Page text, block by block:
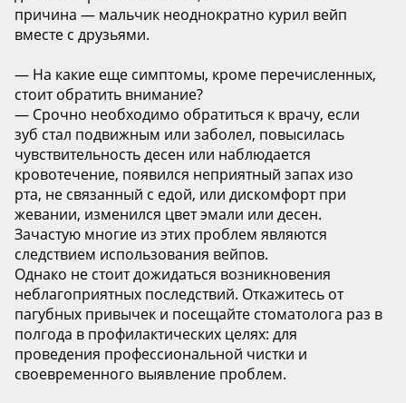
причина — мальчик неоднократно курил вейп
вместе с друзьями.
— На какие еще симптомы, кроме перечисленных,
стоит обратить внимание?
— Срочно необходимо обратиться к врачу, если
зуб стал подвижным или заболел, повысилась
чувствительность десен или наблюдается
кровотечение, появился неприятный запах изо
рта, не связанный с едой, или дискомфорт при
жевании, изменился цвет эмали или десен.
Зачастую многие из этих проблем являются
следствием использования вейпов.
Однако не стоит дожидаться возникновения
неблагоприятных последствий. Откажитесь от
пагубных привычек и посещайте стоматолога раз в
полгода в профилактических целях: для
проведения профессиональной чистки и
своевременного выявление проблем.